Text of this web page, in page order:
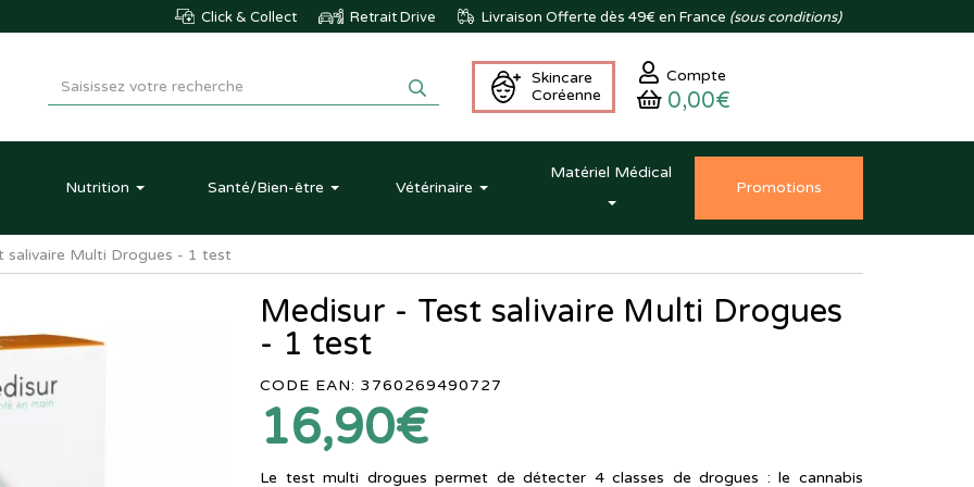
Click & Collect Retrait Drive Livraison Offerte dès 49€ en France (sous conditions)
Skincare
Coréenne
Compte
0,00€
Nutrition Santé/Bien-être Vétérinaire
Matériel Médical
Promotions
salivaire Multi Drogues - 1 test
Medisur - Test salivaire Multi Drogues
- 1 test
CODE EAN: 3760269490727
16,90€
Le test multi drogues permet de détecter 4 classes de drogues : le cannabis